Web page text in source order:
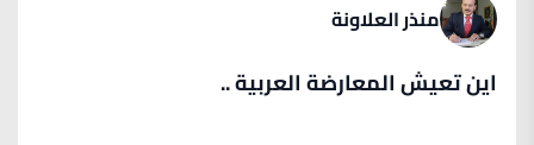
منذر العلاونة
اين تعيش المعارضة العربية ..